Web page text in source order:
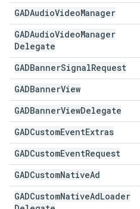
GADAudioVideoManager
GADAudioVideoManager
Delegate
GADBannerSignalRequest
GADBannerView
GADBannerViewDelegate
GADCustomEventExtras
GADCustomEventRequest
GADCustomNativeAd
GADCustomNativeAdLoader